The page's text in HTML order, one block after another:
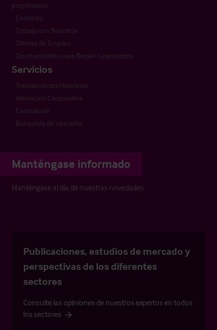
propietarios
Contacto
Trabaja con Nosotros
Ofertas de Empleo
Oportunidades para Recién Licenciados
Servicios
Transacciones Hoteleras
Valoración Corporativa
Consultoría
Búsqueda de operador
Manténgase informado
Manténgase al día de nuestras novedades
Publicaciones, estudios de mercado y
perspectivas de los diferentes
sectores
Consulte las opiniones de nuestros expertos en todos
los sectores